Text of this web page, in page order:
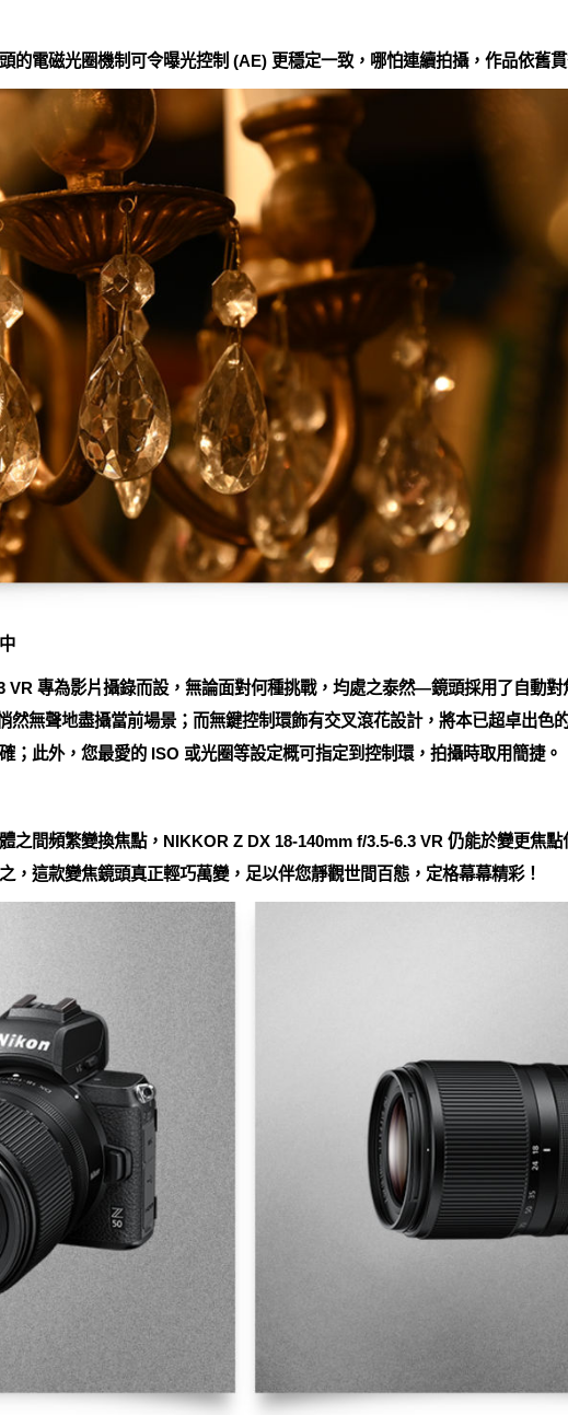
的電磁光圈機制可令曝光控制 (AE) 更穩定一致，哪怕連續拍攝，作品依舊貫
VR 專為影片攝錄而設，無論面對何種挑戰，均處之泰然—鏡頭採用了自動
然無聲地盡攝當前場景；而無鍵控制環飾有交叉滾花設計，將本已超卓出色
；此外，您最愛的 ISO 或光圈等設定概可指定到控制環，拍攝時取用簡捷。
之間頻繁變換焦點，NIKKOR Z DX 18-140mm f/3.5-6.3 VR 仍能於變更焦
，這款變焦鏡頭真正輕巧萬變，足以伴您靜觀世間百態，定格幕幕精彩！